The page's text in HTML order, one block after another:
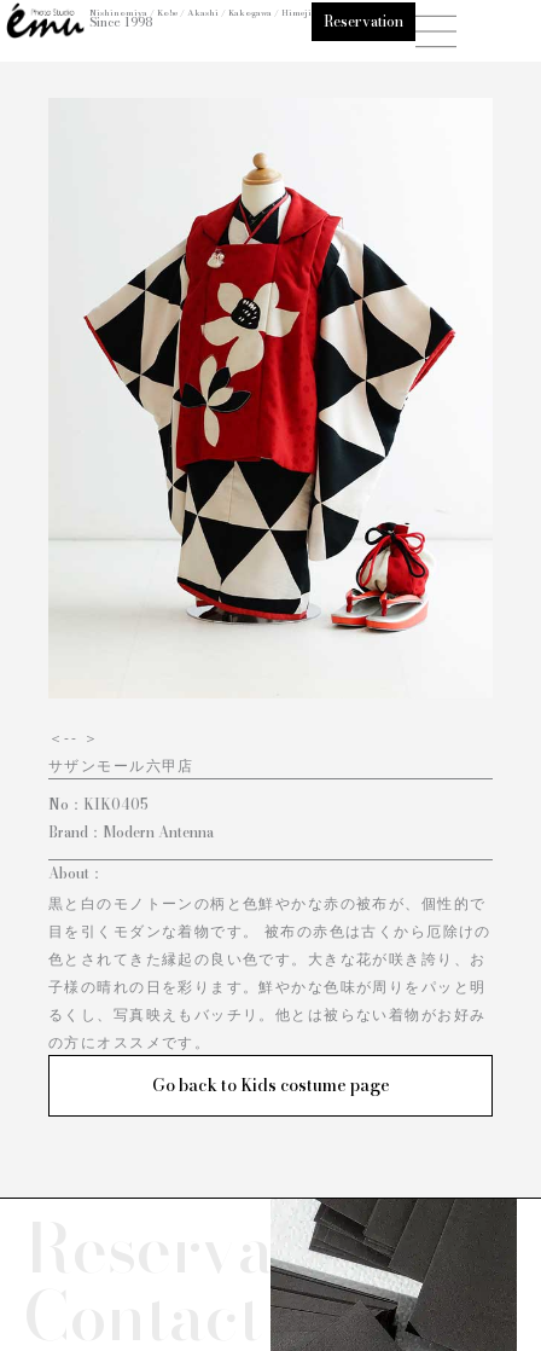
内
容
Nishinomiya / Kobe / Akashi / Kakogawa / Himeji
Since 1998 Reservation
＜-- ＞
サザンモール六甲店
No： KIK0405
Brand： Modern Antenna
About：
黒と白のモノトーンの柄と色鮮やかな赤の被布が、個性的で
目を引くモダンな着物です。 被布の赤色は古くから厄除けの
色とされてきた縁起の良い色です。大きな花が咲き誇り、お
子様の晴れの日を彩ります。鮮やかな色味が周りをパッと明
るくし、写真映えもバッチリ。他とは被らない着物がお好み
の方にオススメです。
Go back to Kids costume page
Reservation/